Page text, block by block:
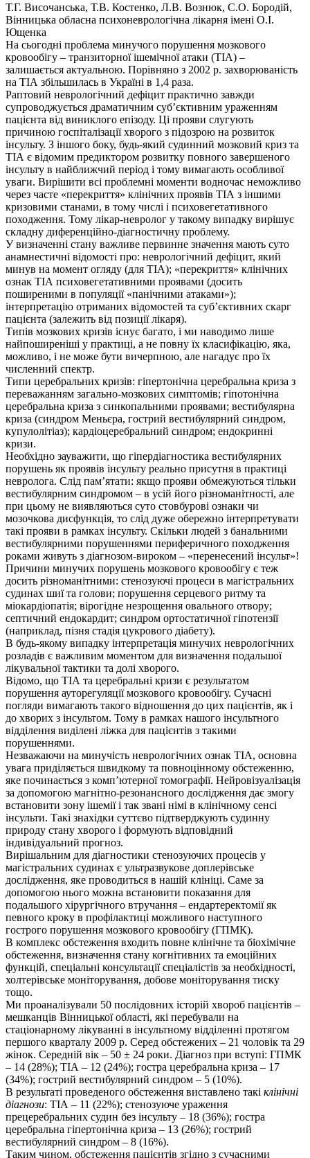
Т.Г. Височанська, Т.В. Костенко, Л.В. Вознюк, С.О. Бородій,
Вінницька обласна психоневрологічна лікарня імені О.І.
Ющенка
На сьогодні проблема минучого порушення мозкового
кровообігу – транзиторної ішемічної атаки (ТІА) –
залишається актуальною. Порівняно з 2002 р. захворюваність
на ТІА збільшилась в Україні в 1,4 раза.
Раптовий неврологічний дефіцит практично завжди
супроводжується драматичним суб’єктивним ураженням
пацієнта від виниклого епізоду. Ці прояви слугують
причиною госпіталізації хворого з підозрою на розвиток
інсульту. З іншого боку, будь-який судинний мозковий криз та
ТІА є відомим предиктором розвитку повного завершеного
інсульту в найближчий період і тому вимагають особливої
уваги. Вирішити всі проблемні моменти водночас неможливо
через часте «перекриття» клінічних проявів ТІА з іншими
кризовими станами, в тому числі і психовегетативного
походження. Тому лікар-невролог у такому випадку вирішує
складну диференційно-діагностичну проблему.
У визначенні стану важливе первинне значення мають суто
анамнестичні відомості про: неврологічний дефіцит, який
минув на момент огляду (для ТІА); «перекриття» клінічних
ознак ТІА психовегетативними проявами (досить
поширеними в популяції «панічними атаками»);
інтерпретацію отриманих відомостей та суб’єктивних скарг
пацієнта (залежить від позиції лікаря).
Типів мозкових кризів існує багато, і ми наводимо лише
найпоширеніші у практиці, а не повну їх класифікацію, яка,
можливо, і не може бути вичерпною, але нагадує про їх
численний спектр.
Типи церебральних кризів: гіпертонічна церебральна криза з
переважанням загально-мозкових симптомів; гіпотонічна
церебральна криза з синкопальними проявами; вестибулярна
криза (синдром Меньєра, гострий вестибулярний синдром,
купулолітіаз); кардіоцеребральний синдром; ендокринні
кризи.
Необхідно зауважити, що гіпердіагностика вестибулярних
порушень як проявів інсульту реально присутня в практиці
невролога. Слід пам’ятати: якщо прояви обмежуються тільки
вестибулярним синдромом – в усій його різноманітності, але
при цьому не виявляються суто стовбурові ознаки чи
мозочкова дисфункція, то слід дуже обережно інтерпретувати
такі прояви в рамках інсульту. Скільки людей з банальними
вестибулярними порушеннями периферичного походження
роками живуть з діагнозом-вироком – «перенесений інсульт»!
Причини минучих порушень мозкового кровообігу є теж
досить різноманітними: стенозуючі процеси в магістральних
судинах шиї та голови; порушення серцевого ритму та
міокардіопатія; вірогідне незрощення овального отвору;
септичний ендокардит; синдром ортостатичної гіпотензії
(наприклад, пізня стадія цукрового діабету).
В будь-якому випадку інтерпретація минучих неврологічних
розладів є важливим моментом для визначення подальшої
лікувальної тактики та долі хворого.
Відомо, що ТІА та церебральні кризи є результатом
порушення ауторегуляції мозкового кровообігу. Сучасні
погляди вимагають такого відношення до цих пацієнтів, як і
до хворих з інсультом. Тому в рамках нашого інсультного
відділення виділені ліжка для пацієнтів з такими
порушеннями.
Незважаючи на минучість неврологічних ознак ТІА, основна
увага приділяється швидкому та повноцінному обстеженню,
яке починається з комп’ютерної томографії. Нейровізуалізація
за допомогою магнітно-резонансного дослідження дає змогу
встановити зону ішемії і так звані німі в клінічному сенсі
інсульти. Такі знахідки суттєво підтверджують судинну
природу стану хворого і формують відповідний
індивідуальний прогноз.
Вирішальним для діагностики стенозуючих процесів у
магістральних судинах є ультразвукове доплерівське
дослідження, яке проводиться в нашій клініці. Саме за
допомогою нього можна встановити показання для
подальшого хірургічного втручання – ендартеректомії як
певного кроку в профілактиці можливого наступного
гострого порушення мозкового кровообігу (ГПМК).
В комплекс обстеження входить повне клінічне та біохімічне
обстеження, визначення стану когнітивних та емоційних
функцій, спеціальні консультації спеціалістів за необхідності,
холтерівське моніторування, добове моніторування тиску
тощо.
Ми проаналізували 50 послідовних історій хвороб пацієнтів –
мешканців Вінницької області, які перебували на
стаціонарному лікуванні в інсультному відділенні протягом
першого кварталу 2009 р. Серед обстежених – 21 чоловік та 29
жінок. Середній вік – 50 ± 24 роки. Діагноз при вступі: ГПМК
– 14 (28%); ТІА – 12 (24%); гостра церебральна криза – 17
(34%); гострий вестибулярний синдром – 5 (10%).
В результаті проведеного обстеження виставлено такі клінічні
діагнози: ТІА – 11 (22%); стенозуюче ураження
прецеребральних судин без інсульту – 18 (36%); гостра
церебральна гіпертонічна криза – 13 (26%); гострий
вестибулярний синдром – 8 (16%).
Таким чином, обстеження пацієнтів згідно з сучасними